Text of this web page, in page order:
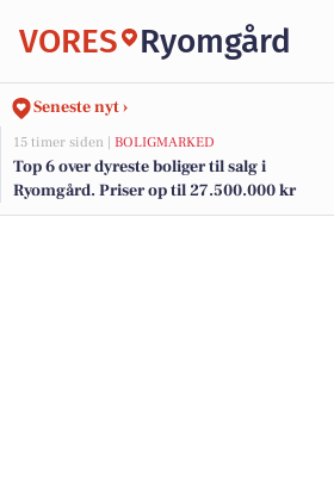
VORES Ryomgård
Seneste nyt ›
15 timer siden | BOLIGMARKED
Top 6 over dyreste boliger til salg i
Ryomgård. Priser op til 27.500.000 kr